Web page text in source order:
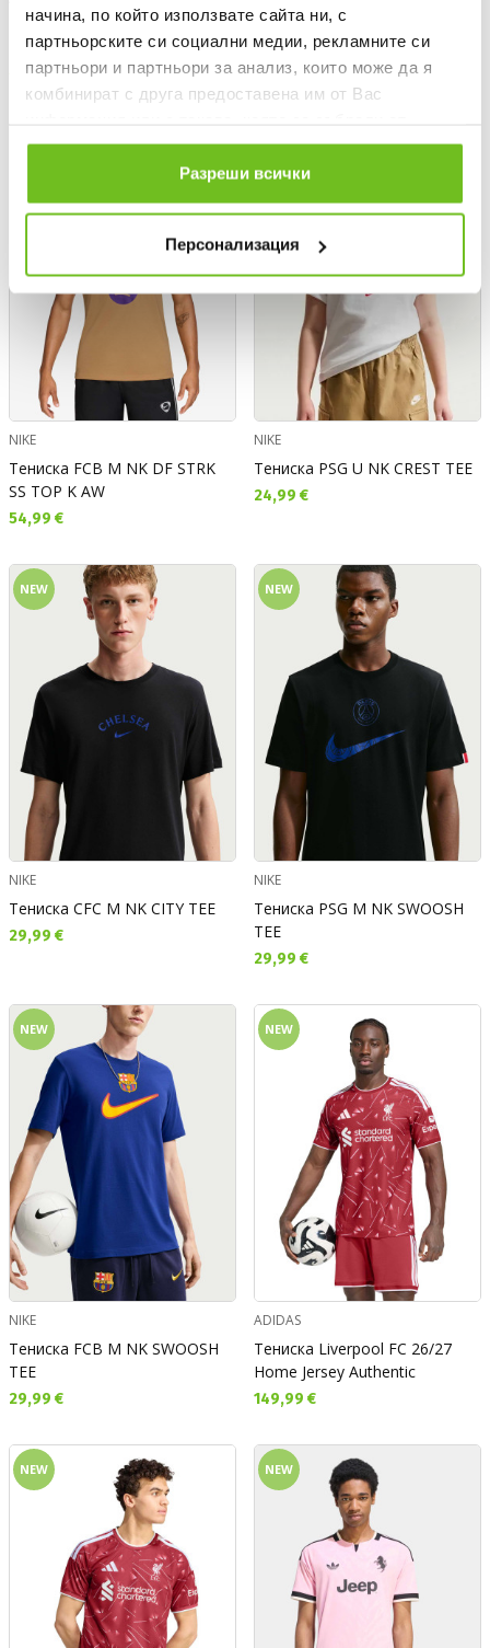
начина, по който използвате сайта ни, с
партньорските си социални медии, рекламните си
партньори и партньори за анализ, които може да я
комбинират с друга предоставена им от Вас
ползването от Ваша страна на услугите им.
Разреши всички
Персонализация
Тениска Real Madrid 26/27
Home Authentic Jersey
Текуща цена:
149,99 €
Тениска PSG M NK CREST TEE
Текуща цена:
29,99 €
NEW
NIKE
Тениска FCB M NK DF STRK
SS TOP K AW
Текуща цена:
54,99 €
NEW
NIKE
Тениска PSG U NK CREST TEE
Текуща цена:
24,99 €
NEW
NIKE
Тениска CFC M NK CITY TEE
Текуща цена:
29,99 €
NEW
NIKE
Тениска PSG M NK SWOOSH
TEE
Текуща цена:
29,99 €
NEW
NIKE
Тениска FCB M NK SWOOSH
TEE
Текуща цена:
29,99 €
NEW
ADIDAS
Тениска Liverpool FC 26/27
Home Jersey Authentic
Текуща цена:
149,99 €
NEW NEW